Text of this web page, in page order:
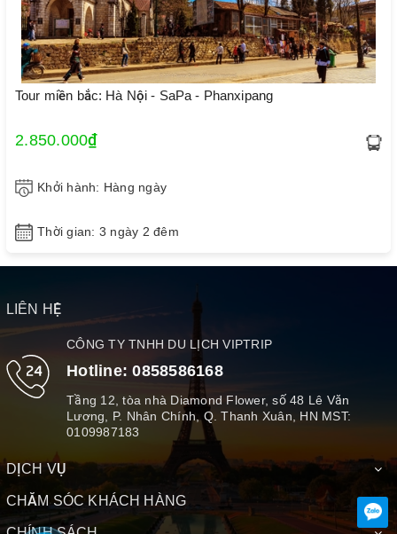
Tour miền bắc: Hà Nội - SaPa - Phanxipang
2.850.000₫
Khởi hành: Hàng ngày
Thời gian: 3 ngày 2 đêm
LIÊN HỆ
CÔNG TY TNHH DU LỊCH VIPTRIP
Hotline:0858586168
Tầng 12, tòa nhà Diamond Flower, số 48 Lê Văn
Lương, P. Nhân Chính, Q. Thanh Xuân, HN MST:
0109987183
DỊCH VỤ
CHĂM SÓC KHÁCH HÀNG